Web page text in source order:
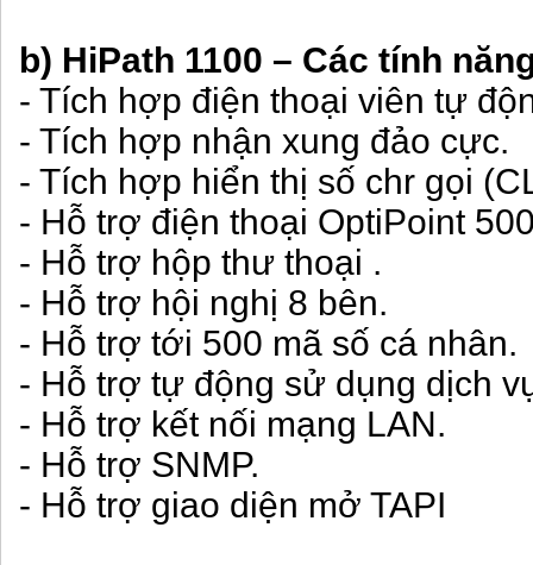
b) HiPath 1100 – Các tính
- Tích hợp điện thoại viên tự
- Tích hợp nhận xung đảo cực.
- Tích hợp hiển thị số chr gọi
- Hỗ trợ điện thoại OptiPoint
- Hỗ trợ hộp thư thoại .
- Hỗ trợ hội nghị 8 bên.
- Hỗ trợ tới 500 mã số cá nhân.
- Hỗ trợ tự động sử dụng dịch
- Hỗ trợ kết nối mạng LAN.
- Hỗ trợ SNMP.
- Hỗ trợ giao diện mở TAPI